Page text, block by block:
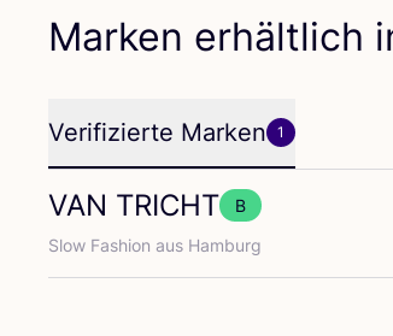
Marken erhältlich
Verifizierte Marken 1
VAN TRICHT
B
Slow Fashion aus Hamburg